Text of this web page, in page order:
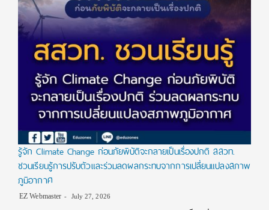
รู้จัก Climate Change ก่อนภัยพิบัติจะกลายเป็นเรื่องปกติ สสวท.
ชวนเรียนรู้การปรับตัวและร่วมลดผลกระทบจากการเปลี่ยนแปลงสภาพ
ภูมิอากาศ
EZ Webmaster July 27, 2026